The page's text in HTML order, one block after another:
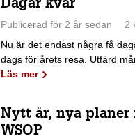
Dagar kvar
Publicerad för 2 år sedan
2
Nu är det endast några få
dags för årets resa. Utfärd
Läs mer
Nytt år, nya planer
WSOP